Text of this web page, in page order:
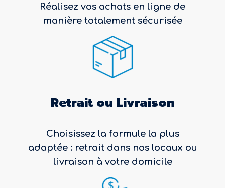
Réalisez vos achats en ligne de
manière totalement sécurisée
Retrait ou Livraison
Choisissez la formule la plus
adaptée : retrait dans nos locaux ou
livraison à votre domicile